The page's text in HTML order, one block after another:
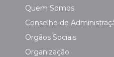
Quem Somos
Conselho de
Orgãos Sociais
Organização